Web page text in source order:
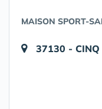
MAISON SPORT-
37130 - CINQ